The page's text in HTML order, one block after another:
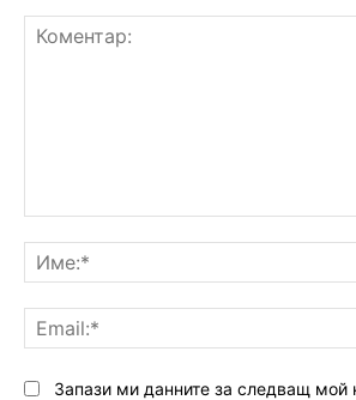
Запази ми данните за следващ мой